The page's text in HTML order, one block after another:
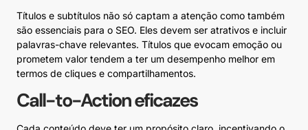
Títulos e subtítulos não só captam a atenção como também
são essenciais para o SEO. Eles devem ser atrativos e incluir
palavras-chave relevantes. Títulos que evocam emoção ou
prometem valor tendem a ter um desempenho melhor em
termos de cliques e compartilhamentos.
Call-to-Action eficazes